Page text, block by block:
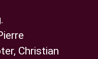
Christian